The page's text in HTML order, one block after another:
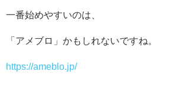
一番始めやすいのは、
「アメブロ」かもしれないですね。
https://ameblo.jp/